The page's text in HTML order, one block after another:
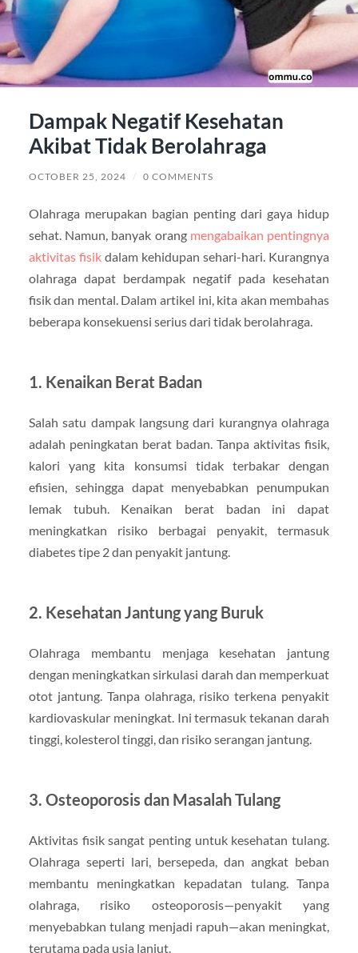
Dampak Negatif Kesehatan
Akibat Tidak Berolahraga
OCTOBER 25, 2024 / 0 COMMENTS
Olahraga merupakan bagian penting dari gaya hidup
sehat. Namun, banyak orang mengabaikan pentingnya
aktivitas fisikdalam kehidupan sehari-hari. Kurangnya
olahraga dapat berdampak negatif pada kesehatan
fisik dan mental. Dalam artikel ini, kita akan membahas
beberapa konsekuensi serius dari tidak berolahraga.
1. Kenaikan Berat Badan
Salah satu dampak langsung dari kurangnya olahraga
adalah peningkatan berat badan. Tanpa aktivitas fisik,
kalori yang kita konsumsi tidak terbakar dengan
efisien, sehingga dapat menyebabkan penumpukan
lemak tubuh. Kenaikan berat badan ini dapat
meningkatkan risiko berbagai penyakit, termasuk
diabetes tipe 2 dan penyakit jantung.
2. Kesehatan Jantung yang Buruk
Olahraga membantu menjaga kesehatan jantung
dengan meningkatkan sirkulasi darah dan memperkuat
otot jantung. Tanpa olahraga, risiko terkena penyakit
kardiovaskular meningkat. Ini termasuk tekanan darah
tinggi, kolesterol tinggi, dan risiko serangan jantung.
3. Osteoporosis dan Masalah Tulang
Aktivitas fisik sangat penting untuk kesehatan tulang.
Olahraga seperti lari, bersepeda, dan angkat beban
membantu meningkatkan kepadatan tulang. Tanpa
olahraga, risiko osteoporosis—penyakit yang
menyebabkan tulang menjadi rapuh—akan meningkat,
terutama pada usia lanjut.